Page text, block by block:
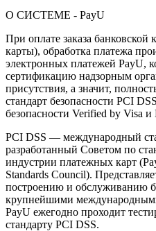
О СИСТЕМЕ - PayU
При оплате заказа банковской
карты), обработка платежа
электронных платежей PayU,
сертификацию надзорным
присутствия, а значит,
стандарт безопасности PCI
безопасности Verified by Visa и
PCI DSS — международный
разработанный Советом по
индустрии платежных карт
Standards Council).
построению и обслуживанию
крупнейшими
PayU ежегодно проходит
стандарту PCI DSS.